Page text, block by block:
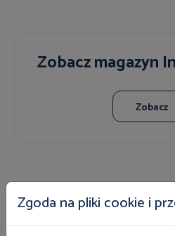
Zobacz magazyn
Zobacz
Zobacz również
Zgoda na pliki cookie i